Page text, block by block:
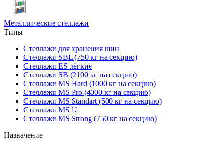
Металлические стеллажи
Типы
Стеллажи для хранения шин
Стеллажи SBL (750 кг на секцию)
Стеллажи ES лёгкие
Стеллажи SB (2100 кг на секцию)
Стеллажи MS Hard (1000 кг на секцию)
Стеллажи MS Pro (4000 кг на секцию)
Стеллажи MS Standart (500 кг на секцию)
Стеллажи MS U
Стеллажи MS Strong (750 кг на секцию)
Назначение